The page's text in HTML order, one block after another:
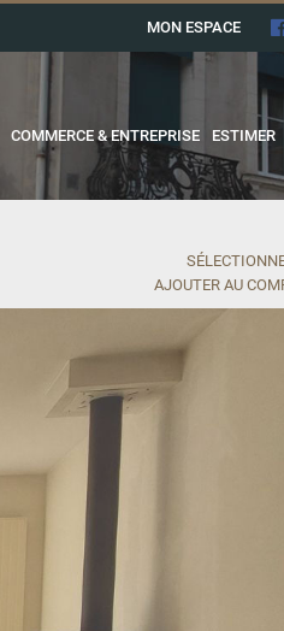
MON ESPACE
COMMERCE & ENTREPRISE ESTIMER
AJOUTER AU